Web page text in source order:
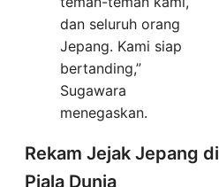
dan seluruh orang
Jepang. Kami siap
bertanding,”
Sugawara
menegaskan.
Rekam Jejak Jepang di
Piala Dunia